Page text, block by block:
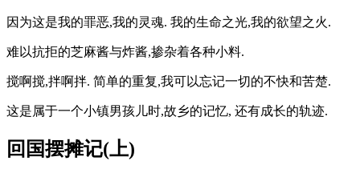
因为这是我的罪恶,我的灵魂. 我的生命之光,我的欲望之火.
难以抗拒的芝麻酱与炸酱,掺杂着各种小料.
搅啊搅,拌啊拌. 简单的重复,我可以忘记一切的不快和苦楚.
这是属于一个小镇男孩儿时,故乡的记忆, 还有成长的轨迹.
回国摆摊记(上)